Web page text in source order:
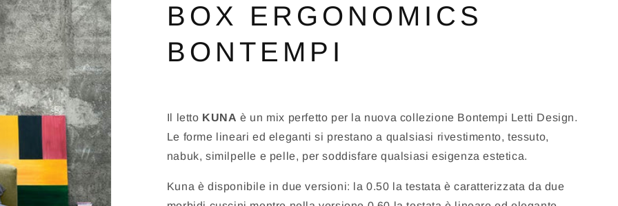
BOX ERGONOMICS
BONTEMPI
Il letto KUNA è un mix perfetto per la nuova collezione Bontempi Letti Design.
Le forme lineari ed eleganti si prestano a qualsiasi rivestimento, tessuto,
nabuk, similpelle e pelle, per soddisfare qualsiasi esigenza estetica.
Kuna è disponibile in due versioni: la 0.50 la testata è caratterizzata da due